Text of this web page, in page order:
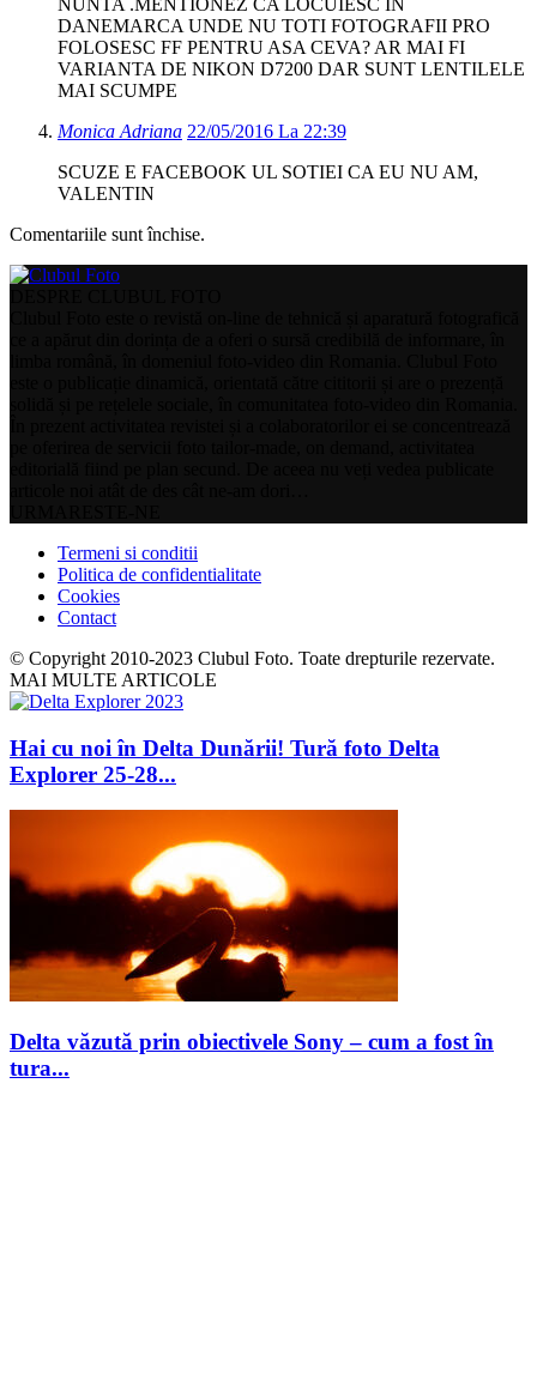
NUNTA .MENTIONEZ CA LOCUIESC IN
DANEMARCA UNDE NU TOTI FOTOGRAFII PRO
FOLOSESC FF PENTRU ASA CEVA? AR MAI FI
VARIANTA DE NIKON D7200 DAR SUNT LENTILELE
MAI SCUMPE
Monica Adriana 22/05/2016 La 22:39
SCUZE E FACEBOOK UL SOTIEI CA EU NU AM,
VALENTIN
Comentariile sunt închise.
Termeni si conditii
Politica de confidentialitate
Cookies
Contact
© Copyright 2010-2023 Clubul Foto. Toate drepturile rezervate.
MAI MULTE ARTICOLE
Hai cu noi în Delta Dunării! Tură foto Delta
Explorer 25-28...
Delta văzută prin obiectivele Sony – cum a fost în
tura...